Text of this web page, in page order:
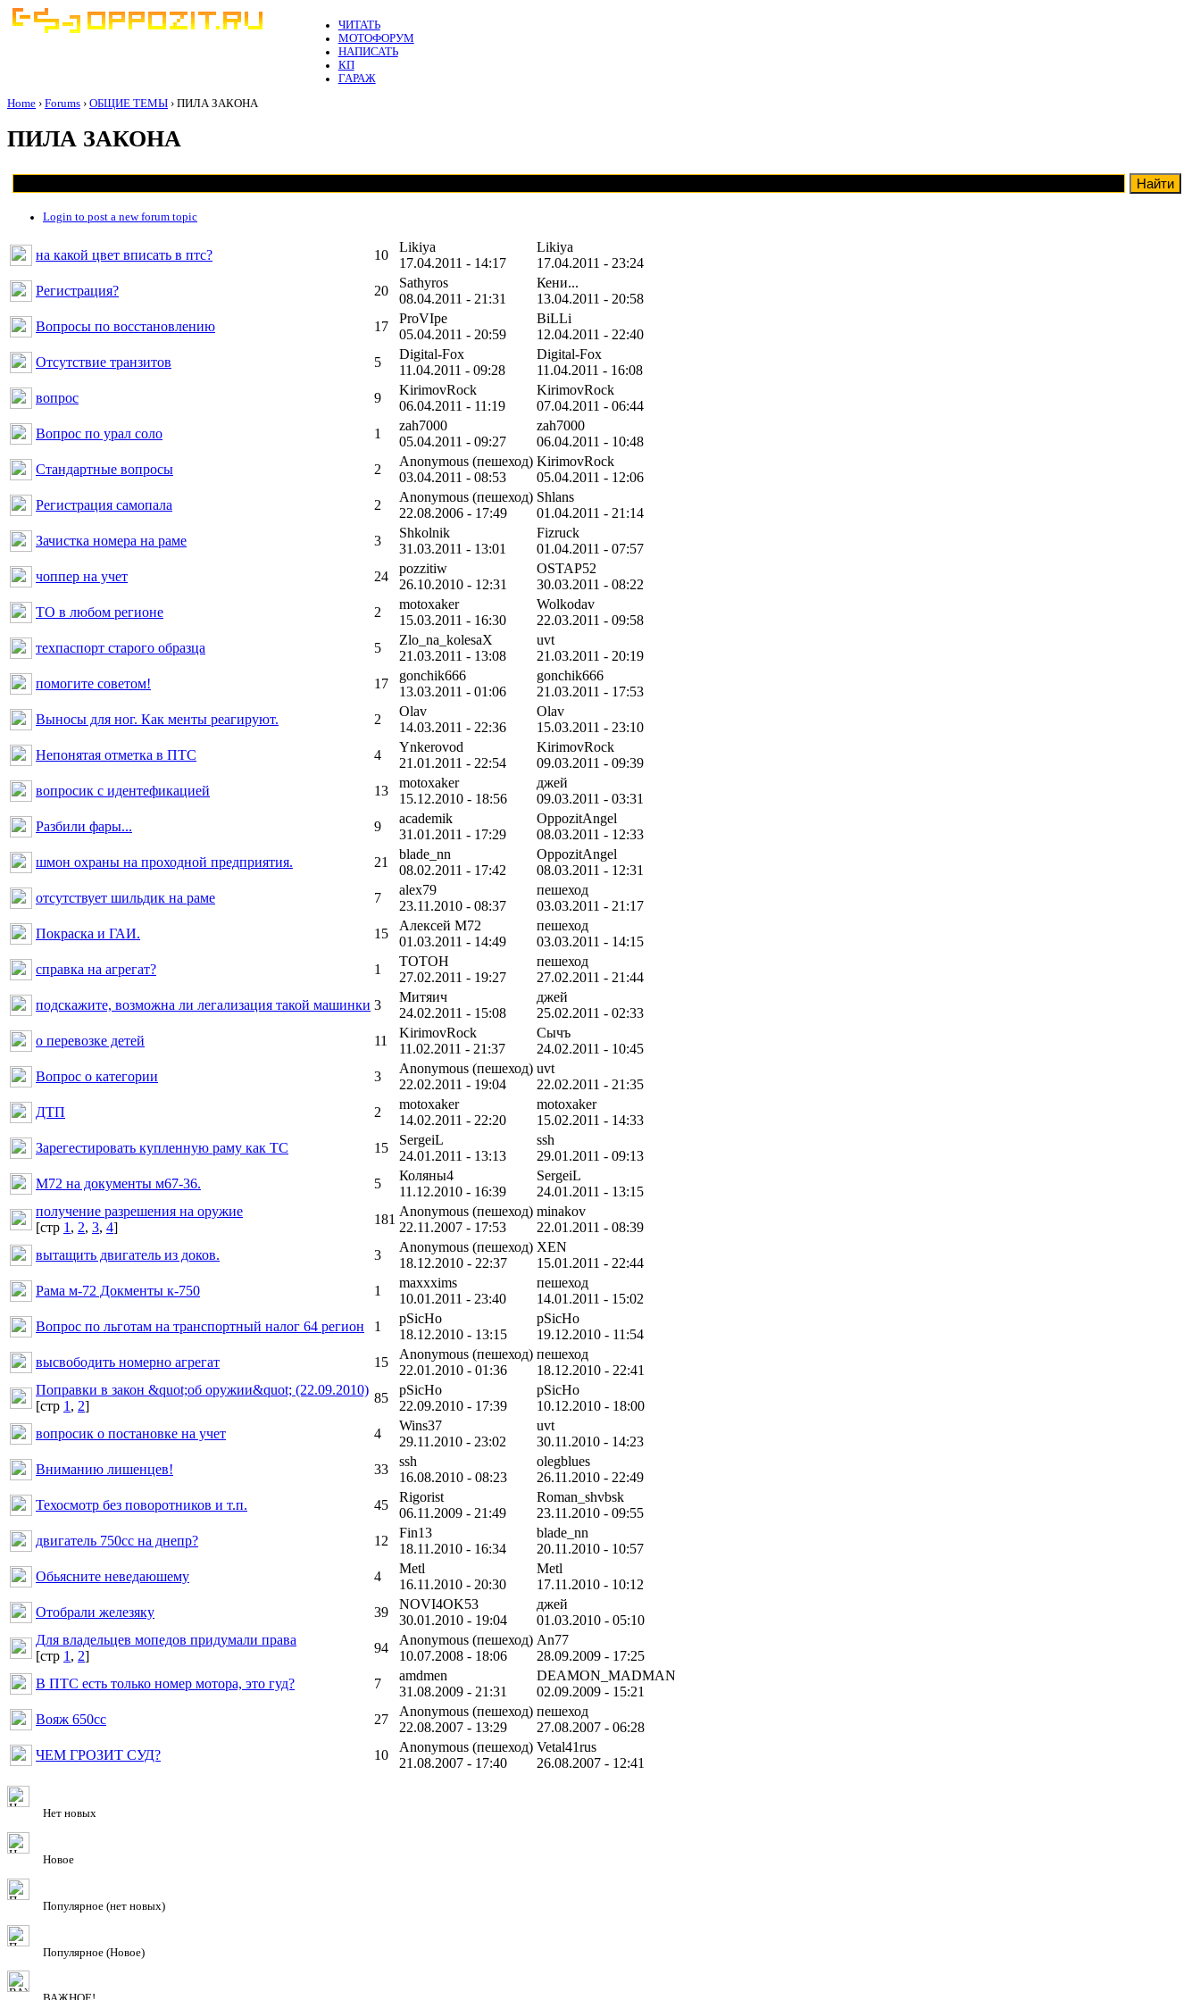
ЧИТАТЬ
МОТОФОРУМ
НАПИСАТЬ
КП
ГАРАЖ
Home › Forums › ОБЩИЕ ТЕМЫ › ПИЛА ЗАКОНА
ПИЛА ЗАКОНА
Login to post a new forum topic
на какой цвет вписать в птс? 10
Likiya
17.04.2011 - 14:17
Likiya
17.04.2011 - 23:24
Регистрация?
20
Sathyros
08.04.2011 - 21:31
Кени...
13.04.2011 - 20:58
Вопросы по восстановлению
17
ProVIpe
05.04.2011 - 20:59
BiLLi
12.04.2011 - 22:40
Отсутствие транзитов
5
Digital-Fox
11.04.2011 - 09:28
Digital-Fox
11.04.2011 - 16:08
вопрос
9
KirimovRock
06.04.2011 - 11:19
KirimovRock
07.04.2011 - 06:44
Вопрос по урал соло
1
zah7000
05.04.2011 - 09:27
zah7000
06.04.2011 - 10:48
Стандартные вопросы
2
Anonymous (пешеход)
03.04.2011 - 08:53
KirimovRock
05.04.2011 - 12:06
Регистрация самопала
2
Anonymous (пешеход)
22.08.2006 - 17:49
Shlans
01.04.2011 - 21:14
Зачистка номера на раме
3
Shkolnik
31.03.2011 - 13:01
Fizruck
01.04.2011 - 07:57
чоппер на учет
24
pozzitiw
26.10.2010 - 12:31
OSTAP52
30.03.2011 - 08:22
ТО в любом регионе
2
motoxaker
15.03.2011 - 16:30
Wolkodav
22.03.2011 - 09:58
техпаспорт старого образца
5
Zlo_na_kolesaX
21.03.2011 - 13:08
uvt
21.03.2011 - 20:19
помогите советом!
17
gonchik666
13.03.2011 - 01:06
gonchik666
21.03.2011 - 17:53
Выносы для ног. Как менты реагируют.
2
Olav
14.03.2011 - 22:36
Olav
15.03.2011 - 23:10
Непонятая отметка в ПТС
4
Ynkerovod
21.01.2011 - 22:54
KirimovRock
09.03.2011 - 09:39
вопросик с идентефикацией
13
motoxaker
15.12.2010 - 18:56
джей
09.03.2011 - 03:31
Разбили фары...
9
academik
31.01.2011 - 17:29
OppozitAngel
08.03.2011 - 12:33
шмон охраны на проходной предприятия.
21
blade_nn
08.02.2011 - 17:42
OppozitAngel
08.03.2011 - 12:31
отсутствует шильдик на раме
7
alex79
23.11.2010 - 08:37
пешеход
03.03.2011 - 21:17
Покраска и ГАИ.
15
Алексей М72
01.03.2011 - 14:49
пешеход
03.03.2011 - 14:15
справка на агрегат?
1
TOTOH
27.02.2011 - 19:27
пешеход
27.02.2011 - 21:44
подскажите, возможна ли легализация такой машинки 3
Митяич
24.02.2011 - 15:08
джей
25.02.2011 - 02:33
о перевозке детей
11
KirimovRock
11.02.2011 - 21:37
Сычъ
24.02.2011 - 10:45
Вопрос о категории
3
Anonymous (пешеход)
22.02.2011 - 19:04
uvt
22.02.2011 - 21:35
ДТП
2
motoxaker
14.02.2011 - 22:20
motoxaker
15.02.2011 - 14:33
Зарегестировать купленную раму как ТС
15
SergeiL
24.01.2011 - 13:13
ssh
29.01.2011 - 09:13
М72 на документы м67-36.
5
Коляны4
11.12.2010 - 16:39
SergeiL
24.01.2011 - 13:15
получение разрешения на оружие
[cтр 1, 2, 3, 4]
181
Anonymous (пешеход)
22.11.2007 - 17:53
minakov
22.01.2011 - 08:39
вытащить двигатель из доков.
3
Anonymous (пешеход)
18.12.2010 - 22:37
XEN
15.01.2011 - 22:44
Рама м-72 Докменты к-750
1
maxxxims
10.01.2011 - 23:40
пешеход
14.01.2011 - 15:02
Вопрос по льготам на транспортный налог 64 регион
1
pSicHo
18.12.2010 - 13:15
pSicHo
19.12.2010 - 11:54
высвободить номерно агрегат
15
Anonymous (пешеход)
22.01.2010 - 01:36
пешеход
18.12.2010 - 22:41
Поправки в закон &quot;об оружии&quot; (22.09.2010)
[cтр 1, 2]
85
pSicHo
22.09.2010 - 17:39
pSicHo
10.12.2010 - 18:00
вопросик о постановке на учет
4
Wins37
29.11.2010 - 23:02
uvt
30.11.2010 - 14:23
Вниманию лишенцев!
33
ssh
16.08.2010 - 08:23
olegblues
26.11.2010 - 22:49
Техосмотр без поворотников и т.п.
45
Rigorist
06.11.2009 - 21:49
Roman_shvbsk
23.11.2010 - 09:55
двигатель 750сс на днепр?
12
Fin13
18.11.2010 - 16:34
blade_nn
20.11.2010 - 10:57
Обьясните неведаюшему
4
Metl
16.11.2010 - 20:30
Metl
17.11.2010 - 10:12
Отобрали железяку
39
NOVI4OK53
30.01.2010 - 19:04
джей
01.03.2010 - 05:10
Для владельцев мопедов придумали права
[cтр 1, 2]
94
Anonymous (пешеход)
10.07.2008 - 18:06
An77
28.09.2009 - 17:25
В ПТС есть только номер мотора, это гуд?
7
amdmen
31.08.2009 - 21:31
DEAMON_MADMAN
02.09.2009 - 15:21
Вояж 650сс
27
Anonymous (пешеход)
22.08.2007 - 13:29
пешеход
27.08.2007 - 06:28
ЧЕМ ГРОЗИТ СУД?
10
Anonymous (пешеход)
21.08.2007 - 17:40
Vetal41rus
26.08.2007 - 12:41
Нет новых
Новое
Популярное (нет новых)
Популярное (Новое)